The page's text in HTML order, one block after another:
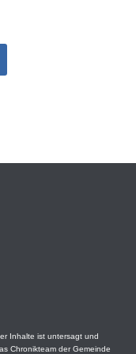
Inhalte ist untersagt und
Chronikteam der Gemeinde